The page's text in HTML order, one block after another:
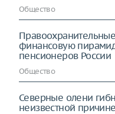
Общество
финансовую
пенсионеров России
Общество
Северные олени
неизвестной причине